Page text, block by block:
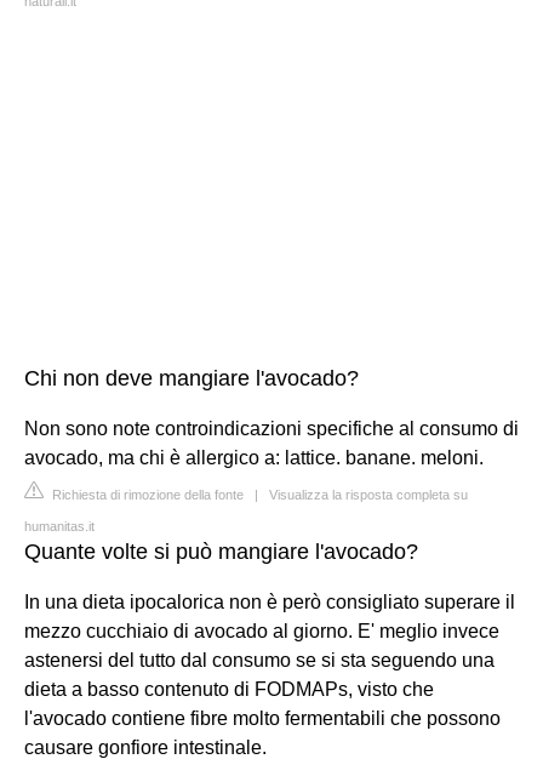
Chi non deve mangiare l'avocado?
Non sono note controindicazioni specifiche al consumo di
avocado, ma chi è allergico a: lattice. banane. meloni.
Richiesta di rimozione della fonte | Visualizza la risposta completa su
humanitas.it
Quante volte si può mangiare l'avocado?
In una dieta ipocalorica non è però consigliato superare il
mezzo cucchiaio di avocado al giorno. E' meglio invece
astenersi del tutto dal consumo se si sta seguendo una
dieta a basso contenuto di FODMAPs, visto che
l'avocado contiene fibre molto fermentabili che possono
causare gonfiore intestinale.